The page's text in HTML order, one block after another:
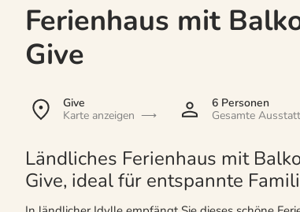
Ferienhaus mit
Give
Give
Karte anzeigen
6 Personen
Gesamte
Ländliches Ferienhaus mit
Give, ideal für entspannte